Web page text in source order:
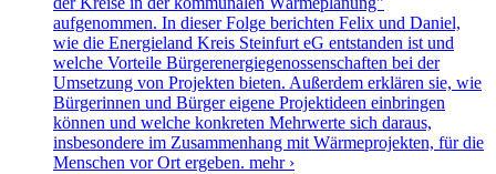
aufgenommen. In dieser Folge berichten Felix und Daniel,
wie die Energieland Kreis Steinfurt eG entstanden ist und
welche Vorteile Bürgerenergiegenossenschaften bei der
Umsetzung von Projekten bieten. Außerdem erklären sie, wie
Bürgerinnen und Bürger eigene Projektideen einbringen
können und welche konkreten Mehrwerte sich daraus,
insbesondere im Zusammenhang mit Wärmeprojekten, für die
Menschen vor Ort ergeben. mehr ›